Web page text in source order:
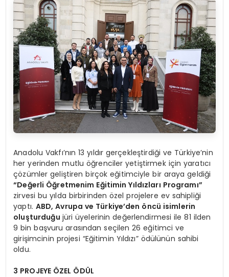
Anadolu Vakfı’nın 13 yıldır gerçekleştirdiği ve Türkiye’nin
her yerinden mutlu öğrenciler yetiştirmek için yaratıcı
çözümler geliştiren birçok eğitimciyle bir araya geldiği
“Değerli Öğretmenim Eğitimin Yıldızları Programı”
zirvesi bu yılda birbirinden özel projelere ev sahipliği
yaptı. ABD, Avrupa ve Türkiye’den öncü isimlerin
oluşturduğu jüri üyelerinin değerlendirmesi ile 81 ilden
9 bin başvuru arasından seçilen 26 eğitimci ve
girişimcinin projesi “Eğitimin Yıldızı” ödülünün sahibi
oldu.
3 PROJEYE ÖZEL ÖDÜL